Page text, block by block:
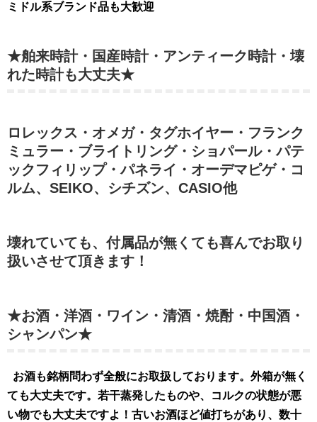
ミドル系ブランド品も大歓迎
★舶来時計・国産時計・アンティーク時計・壊
れた時計も大丈夫★
ロレックス・オメガ・タグホイヤー・フランク
ミュラー・ブライトリング・ショパール・パテ
ックフィリップ・パネライ・オーデマピゲ・コ
ルム、SEIKO、シチズン、CASIO他
壊れていても、付属品が無くても喜んでお取り
扱いさせて頂きます！
★お酒・洋酒・ワイン・清酒・焼酎・中国酒・
シャンパン★
お酒も銘柄問わず全般にお取扱しております。外箱が無く
ても大丈夫です。若干蒸発したものや、コルクの状態が悪
い物でも大丈夫ですよ！古いお酒ほど値打ちがあり、数十